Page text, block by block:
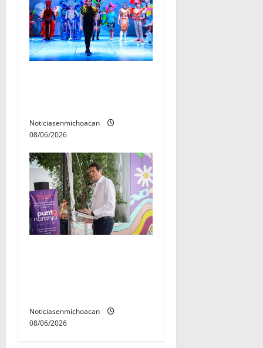
Noticiasenmichoacan
08/06/2026
Noticiasenmichoacan
08/06/2026